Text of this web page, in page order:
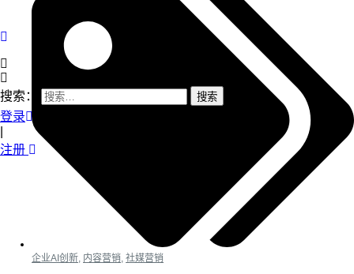
搜索：
登录
注册
企业AI创新 内容营销 社媒营销